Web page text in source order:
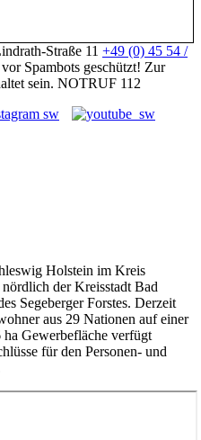
Straße 11 +49 (0) 45 54 /
Spambots geschützt! Zur
sein. NOTRUF 112
Holstein im Kreis
der Kreisstadt Bad
Segeberger Forstes. Derzeit
aus 29 Nationen auf einer
Gewerbefläche verfügt
für den Personen- und